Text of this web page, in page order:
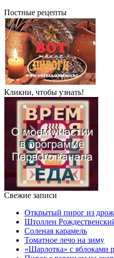
Постные рецепты
Кликни, чтобы узнать!
Свежие записи
Открытый пирог из
Штоллен
Соленая карамель
Томатное лечо на зиму
«Шарлотка» с яблоками